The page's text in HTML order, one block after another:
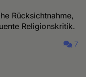
Rücksichtnahme,
Religionskritik.
7